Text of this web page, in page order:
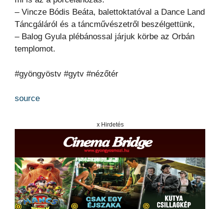
– Vincze Bódis Beáta, balettoktatóval a Dance Land
Táncgáláról és a táncművészetről beszélgettünk,
– Balog Gyula plébánossal járjuk körbe az Orbán
templomot.
#gyöngyöstv #gytv #nézőtér
source
x Hirdetés